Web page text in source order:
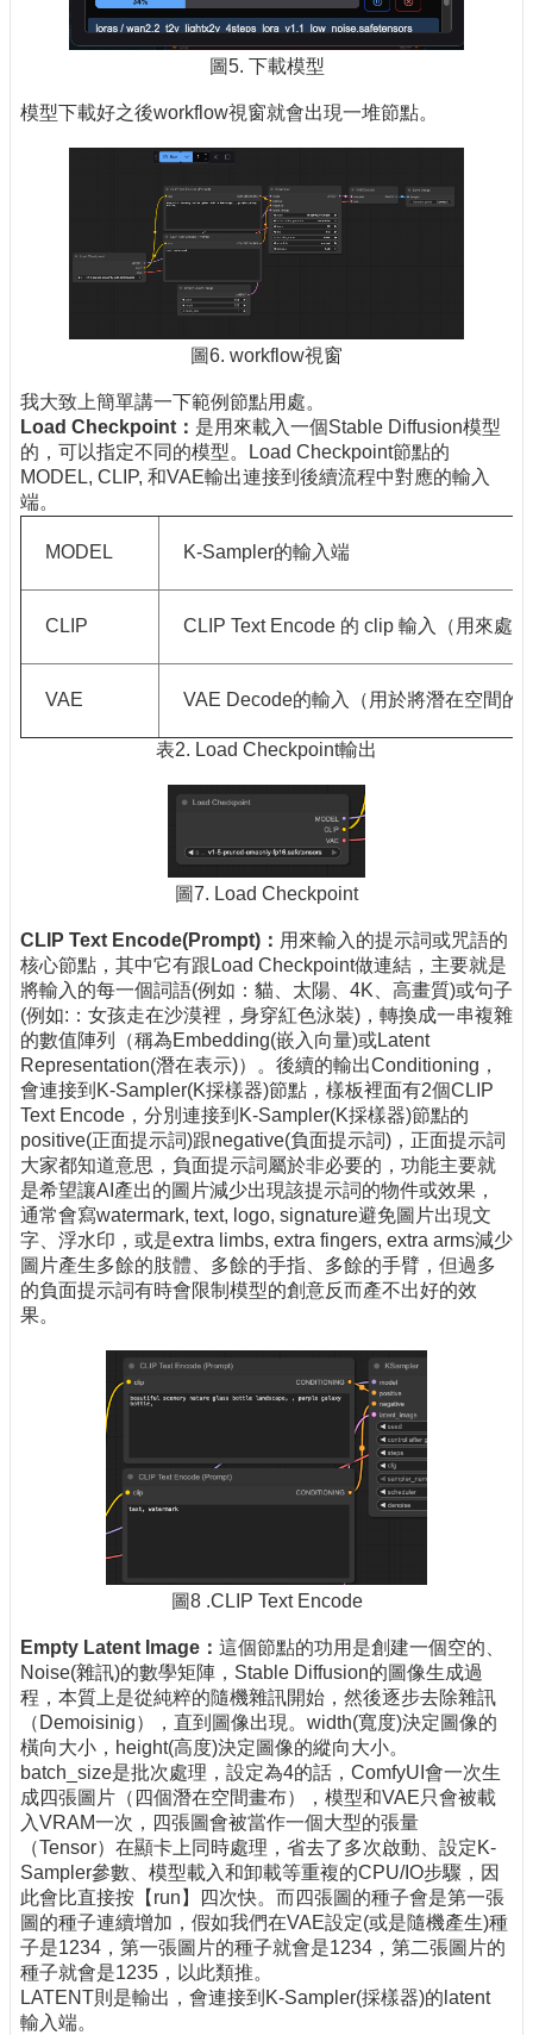
圖5. 下載模型
模型下載好之後workflow視窗就會出現一堆節點。
圖6. workflow視窗
我大致上簡單講一下範例節點用處。
Load Checkpoint ： 是用來載入一個Stable Diffusion模型
的，可以指定不同的模型。Load Checkpoint節點的
MODEL, CLIP, 和VAE輸出連接到後續流程中對應的輸入
端。
MODEL K-Sampler的輸入端
CLIP CLIP Text Encode 的 clip 輸入（用來處
VAE VAE Decode的輸入（用於將潛在空間的
表2. Load Checkpoint輸出
圖7. Load Checkpoint
CLIP Text Encode(Prompt) ： 用來輸入的提示詞或咒語的
核心節點，其中它有跟Load Checkpoint做連結，主要就是
將輸入的每一個詞語(例如：貓、太陽、4K、高畫質)或句子
(例如:：女孩走在沙漠裡，身穿紅色泳裝)，轉換成一串複雜
的數值陣列（稱為Embedding(嵌入向量)或Latent
Representation(潛在表示)）。後續的輸出Conditioning，
會連接到K-Sampler(K採樣器)節點，樣板裡面有2個CLIP
Text Encode，分別連接到K-Sampler(K採樣器)節點的
positive(正面提示詞)跟negative(負面提示詞)，正面提示詞
大家都知道意思，負面提示詞屬於非必要的，功能主要就
是希望讓AI產出的圖片減少出現該提示詞的物件或效果，
通常會寫watermark, text, logo, signature避免圖片出現文
字、浮水印，或是extra limbs, extra fingers, extra arms減少
圖片產生多餘的肢體、多餘的手指、多餘的手臂，但過多
的負面提示詞有時會限制模型的創意反而產不出好的效
果。
圖8 .CLIP Text Encode
Empty Latent Image ： 這個節點的功用是創建一個空的、
Noise(雜訊)的數學矩陣，Stable Diffusion的圖像生成過
程，本質上是從純粹的隨機雜訊開始，然後逐步去除雜訊
（Demoisinig），直到圖像出現。width(寬度)決定圖像的
橫向大小，height(高度)決定圖像的縱向大小。
batch_size是批次處理，設定為4的話，ComfyUI會一次生
成四張圖片（四個潛在空間畫布），模型和VAE只會被載
入VRAM一次，四張圖會被當作一個大型的張量
（Tensor）在顯卡上同時處理，省去了多次啟動、設定K-
Sampler參數、模型載入和卸載等重複的CPU/IO步驟，因
此會比直接按【run】四次快。而四張圖的種子會是第一張
圖的種子連續增加，假如我們在VAE設定(或是隨機產生)種
子是1234，第一張圖片的種子就會是1234，第二張圖片的
種子就會是1235，以此類推。
LATENT則是輸出，會連接到K-Sampler(採樣器)的latent
輸入端。